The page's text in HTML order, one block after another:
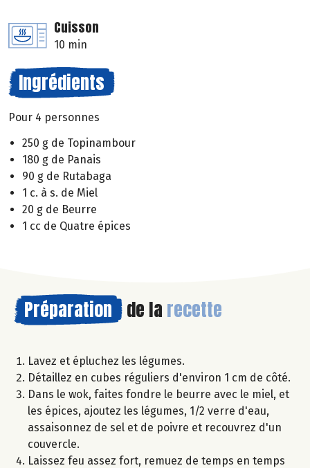
Cuisson
10 min
Ingrédients
Pour 4 personnes
250 g de Topinambour
180 g de Panais
90 g de Rutabaga
1 c. à s. de Miel
20 g de Beurre
1 cc de Quatre épices
Préparation de la recette
Lavez et épluchez les légumes.
Détaillez en cubes réguliers d'environ 1 cm de côté.
Dans le wok, faites fondre le beurre avec le miel, et
les épices, ajoutez les légumes, 1/2 verre d'eau,
assaisonnez de sel et de poivre et recouvrez d'un
couvercle.
Laissez feu assez fort, remuez de temps en temps